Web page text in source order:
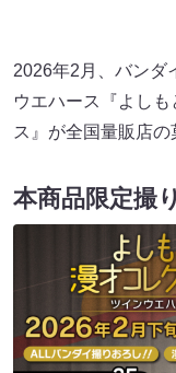
2026年2月、バンダ
ウエハース『よし
ス』が全国量販店の
本商品限定撮